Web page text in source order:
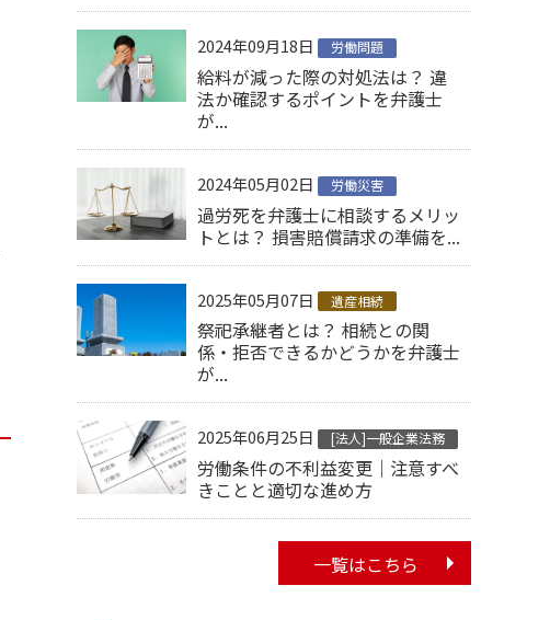
2024年09月18日 労働問題
給料が減った際の対処法は？ 違
法か確認するポイントを弁護士
が...
2024年05月02日 労働災害
過労死を弁護士に相談するメリッ
トとは？ 損害賠償請求の準備を...
2025年05月07日 遺産相続
祭祀承継者とは？ 相続との関
係・拒否できるかどうかを弁護士
が...
2025年06月25日 [法人]一般企業法務
労働条件の不利益変更｜注意すべ
きことと適切な進め方
一覧はこちら